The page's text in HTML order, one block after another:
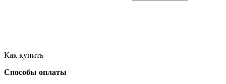
Как купить
Способы оплаты